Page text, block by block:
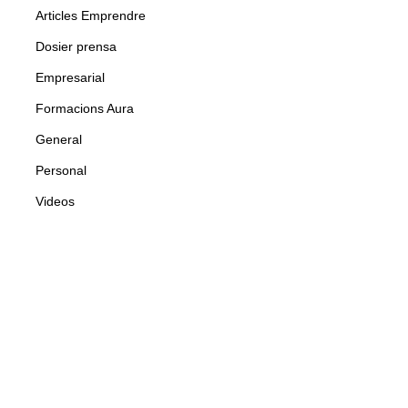
Articles Emprendre
Dosier prensa
Empresarial
Formacions Aura
General
Personal
Videos